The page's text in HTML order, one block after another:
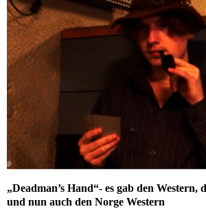
„Deadman’s Hand“- es gab den Western,
und nun auch den Norge Western